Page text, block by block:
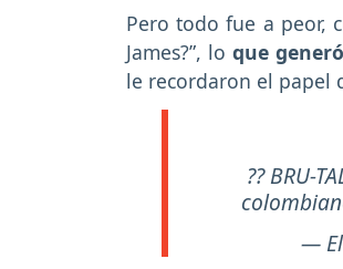
Pero todo fue a peor,
James?”, lo que
le recordaron el papel
?? BRU-
—